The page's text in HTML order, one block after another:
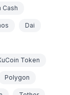
Cash
Dai
Token
Polygon